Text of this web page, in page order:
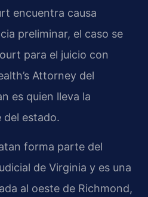
encuentra causa
preliminar, el caso se
para el juicio con
Attorney del
es quien lleva la
del estado.
forma parte del
de Virginia y es una
al oeste de Richmond,